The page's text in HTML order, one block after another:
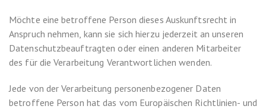
Möchte eine betroffene Person dieses Auskunftsrecht in
Anspruch nehmen, kann sie sich hierzu jederzeit an unseren
Datenschutzbeauftragten oder einen anderen Mitarbeiter
des für die Verarbeitung Verantwortlichen wenden.
Jede von der Verarbeitung personenbezogener Daten
betroffene Person hat das vom Europäischen Richtlinien- und